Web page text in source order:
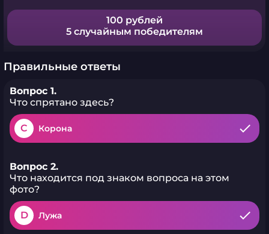
100 рублей
5 случайным победителям
Правильные ответы
Вопрос 1.
Что спрятано здесь?
C Корона
Вопрос 2.
Что находится под знаком вопроса на этом
фото?
D Лужа